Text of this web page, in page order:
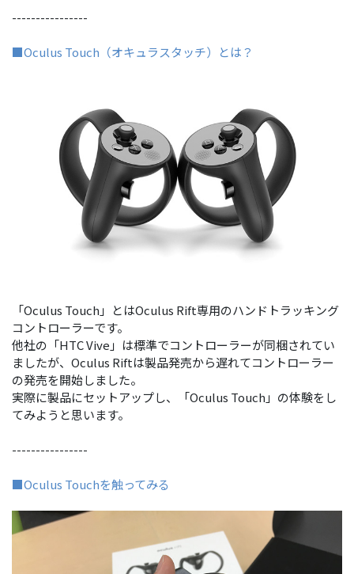
----------------
■Oculus Touch（オキュラスタッチ）とは？
「Oculus Touch」とはOculus Rift専用のハンドトラッキング
コントローラーです。
他社の「HTC Vive」は標準でコントローラーが同梱されてい
ましたが、Oculus Riftは製品発売から遅れてコントローラー
の発売を開始しました。
実際に製品にセットアップし、「Oculus Touch」の体験をし
てみようと思います。
----------------
■Oculus Touchを触ってみる